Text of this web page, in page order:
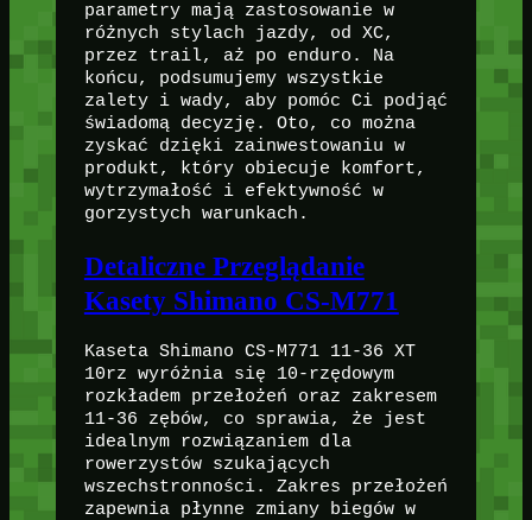
parametry mają zastosowanie w
różnych stylach jazdy, od XC,
przez trail, aż po enduro. Na
końcu, podsumujemy wszystkie
zalety i wady, aby pomóc Ci podjąć
świadomą decyzję. Oto, co można
zyskać dzięki zainwestowaniu w
produkt, który obiecuje komfort,
wytrzymałość i efektywność w
gorzystych warunkach.
Detaliczne Przeglądanie
Kasety Shimano CS-M771
Kaseta Shimano CS-M771 11-36 XT
10rz wyróżnia się 10-rzędowym
rozkładem przełożeń oraz zakresem
11-36 zębów, co sprawia, że jest
idealnym rozwiązaniem dla
rowerzystów szukających
wszechstronności. Zakres przełożeń
zapewnia płynne zmiany biegów w